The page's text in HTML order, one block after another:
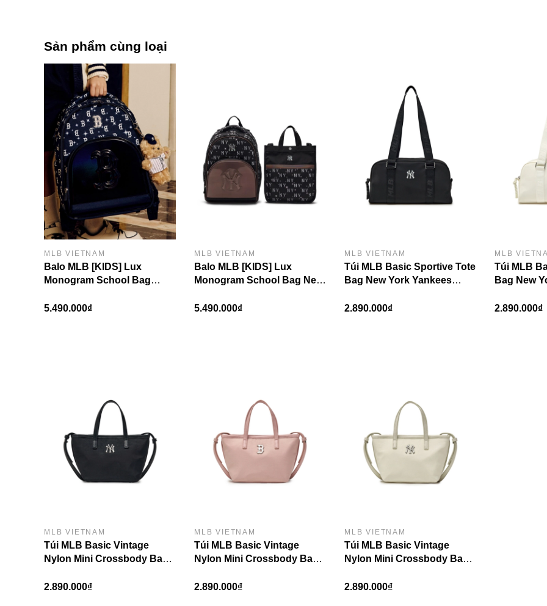
Túi MLB Classic Monogram Jacquard Large Hobo Bag Boston Red Sox L.Sand
Là kết tinh giữa sự thanh lịch, tinh tế và tính tiện lợi cho nhu cầu cơ bản hàng ngày, sản phẩm này không chỉ
trang của bạn, mà sẽ còn là người bạn tuyệt vời giúp bạn thể hiện vẻ đẹp cá tính và sự năng động đậm chất
màu ấm áp từ gam màu cát vàng tạo nên một sự kết hợp tuyệt vời, khiến chiếc túi này trở thành điểm nhấn nổi
sẽ là món phụ kiện hấp dẫn nhất dành cho các bạn nữ dễ thương.
Sản phẩm cùng loại
MLB VIETNAM
Balo MLB [KIDS] Lux
Monogram School Bag
5.490.000₫
MLB VIETNAM
Balo MLB [KIDS] Lux
Monogram School Bag New
5.490.000₫
MLB VIETNAM
Túi MLB Basic Sportive Tote
Bag New York Yankees
2.890.000₫
MLB
Túi MLB
Bag New
2.890.000₫
MLB VIETNAM
Túi MLB Basic Vintage
Nylon Mini Crossbody Bag
2.890.000₫
MLB VIETNAM
Túi MLB Basic Vintage
Nylon Mini Crossbody Bag
2.890.000₫
MLB VIETNAM
Túi MLB Basic Vintage
Nylon Mini Crossbody Bag
2.890.000₫